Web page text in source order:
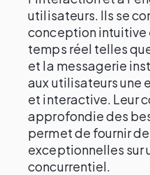
utilisateurs. Ils se
conception intuitive
temps réel telles
et la messagerie
aux utilisateurs une
et interactive. Leur
approfondie des
permet de fournir
exceptionnelles sur
concurrentiel.